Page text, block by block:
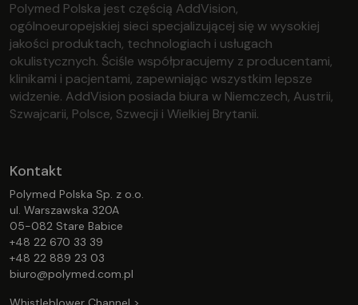
Polymed Polska jest częścią AddVision,
ogólnoeuropejskiej sieci specjalizującej się w wysokiej
jakości produktach, technologiach i usługach
okulistycznych. Ściśle współpracujemy z producentami,
klinikami i pacjentami, zapewniając wszystkim lepsze
widzenie. AddVision posiada biura w Niemczech, Austrii,
Szwajcarii, Polsce, Szwecji i Wielkiej Brytanii.
Kontakt
Polymed Polska Sp. z o.o.
ul. Warszawska 320A
05-082 Stare Babice
+48 22 670 33 39
+48 22 889 23 03
biuro@polymed.com.pl